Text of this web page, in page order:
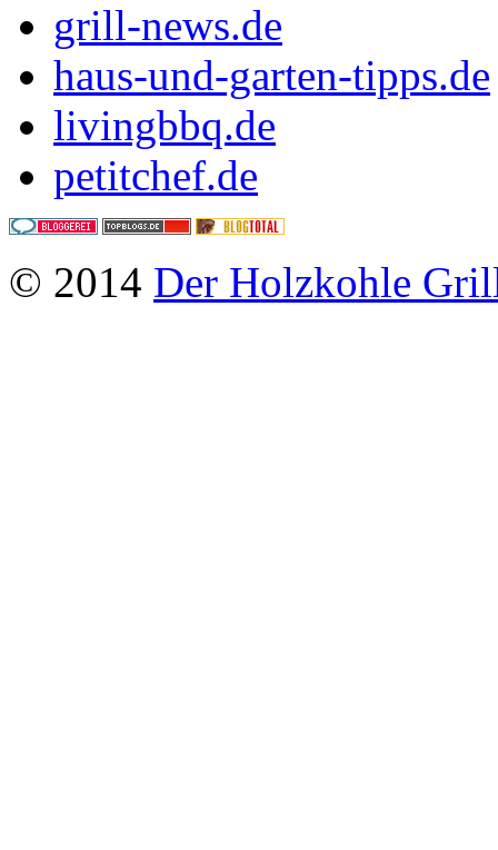
grill-news.de
haus-und-garten-tipps.de
livingbbq.de
petitchef.de
© 2014 Der Holzkohle